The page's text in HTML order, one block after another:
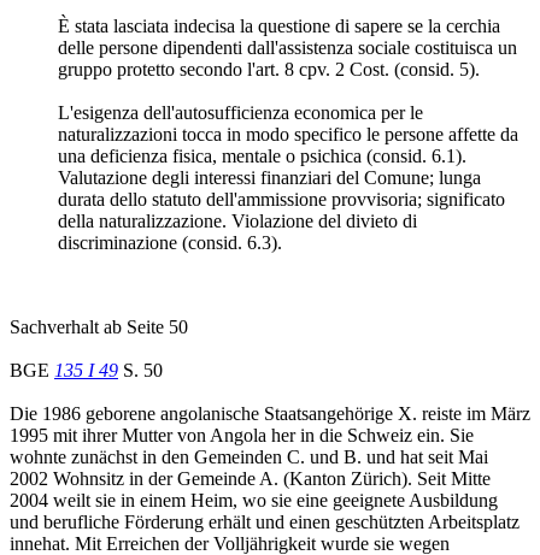
È stata lasciata indecisa la questione di sapere se la cerchia
delle persone dipendenti dall'assistenza sociale costituisca un
gruppo protetto secondo l'art. 8 cpv. 2 Cost. (consid. 5).
L'esigenza dell'autosufficienza economica per le
naturalizzazioni tocca in modo specifico le persone affette da
una deficienza fisica, mentale o psichica (consid. 6.1).
Valutazione degli interessi finanziari del Comune; lunga
durata dello statuto dell'ammissione provvisoria; significato
della naturalizzazione. Violazione del divieto di
discriminazione (consid. 6.3).
Sachverhalt ab Seite 50
BGE 135 I 49 S. 50
Die 1986 geborene angolanische Staatsangehörige X. reiste im März
1995 mit ihrer Mutter von Angola her in die Schweiz ein. Sie
wohnte zunächst in den Gemeinden C. und B. und hat seit Mai
2002 Wohnsitz in der Gemeinde A. (Kanton Zürich). Seit Mitte
2004 weilt sie in einem Heim, wo sie eine geeignete Ausbildung
und berufliche Förderung erhält und einen geschützten Arbeitsplatz
innehat. Mit Erreichen der Volljährigkeit wurde sie wegen